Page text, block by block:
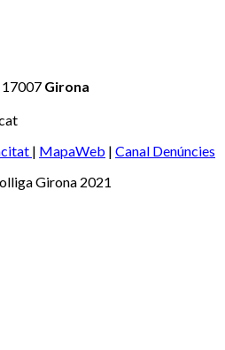
17007 Girona
| MapaWeb | Canal Denúncies
Girona 2021